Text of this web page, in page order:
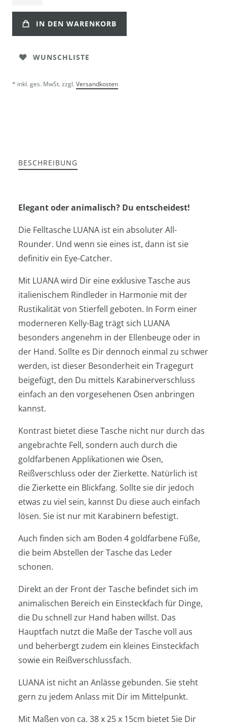
IN DEN WARENKORB
WUNSCHLISTE
* inkl. ges. MwSt. zzgl.Versandkosten
BESCHREIBUNG
Elegant oder animalisch? Du entscheidest!
Die Felltasche LUANA ist ein absoluter All-
Rounder. Und wenn sie eines ist, dann ist sie
definitiv ein Eye-Catcher.
Mit LUANA wird Dir eine exklusive Tasche aus
italienischem Rindleder in Harmonie mit der
Rustikalität von Stierfell geboten. In Form einer
moderneren Kelly-Bag trägt sich LUANA
besonders angenehm in der Ellenbeuge oder in
der Hand. Sollte es Dir dennoch einmal zu schwer
werden, ist dieser Besonderheit ein Tragegurt
beigefügt, den Du mittels Karabinerverschluss
einfach an den vorgesehenen Ösen anbringen
kannst.
Kontrast bietet diese Tasche nicht nur durch das
angebrachte Fell, sondern auch durch die
goldfarbenen Applikationen wie Ösen,
Reißverschluss oder der Zierkette. Natürlich ist
die Zierkette ein Blickfang. Sollte sie dir jedoch
etwas zu viel sein, kannst Du diese auch einfach
lösen. Sie ist nur mit Karabinern befestigt.
Auch finden sich am Boden 4 goldfarbene Füße,
die beim Abstellen der Tasche das Leder
schonen.
Direkt an der Front der Tasche befindet sich im
animalischen Bereich ein Einsteckfach für Dinge,
die Du schnell zur Hand haben willst. Das
Hauptfach nutzt die Maße der Tasche voll aus
und beherbergt zudem ein kleines Einsteckfach
sowie ein Reißverschlussfach.
LUANA ist nicht an Anlässe gebunden. Sie steht
gern zu jedem Anlass mit Dir im Mittelpunkt.
Mit Maßen von ca. 38 x 25 x 15cm bietet Sie Dir